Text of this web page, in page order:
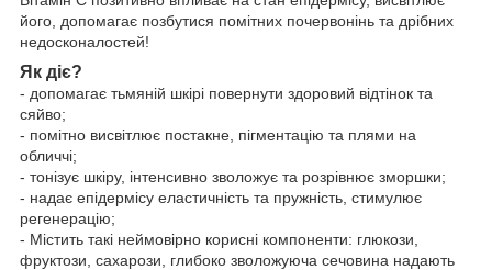
його, допомагає позбутися помітних почервонінь та дрібних
недосконалостей!
Як діє?
- допомагає тьмяній шкірі повернути здоровий відтінок та
сяйво;
- помітно висвітлює постакне, пігментацію та плями на
обличчі;
- тонізує шкіру, інтенсивно зволожує та розрівнює зморшки;
- надає епідермісу еластичність та пружність, стимулює
регенерацію;
- Містить такі неймовірно корисні компоненти: глюкози,
фруктози, сахарози, глибоко зволожуюча сечовина надають